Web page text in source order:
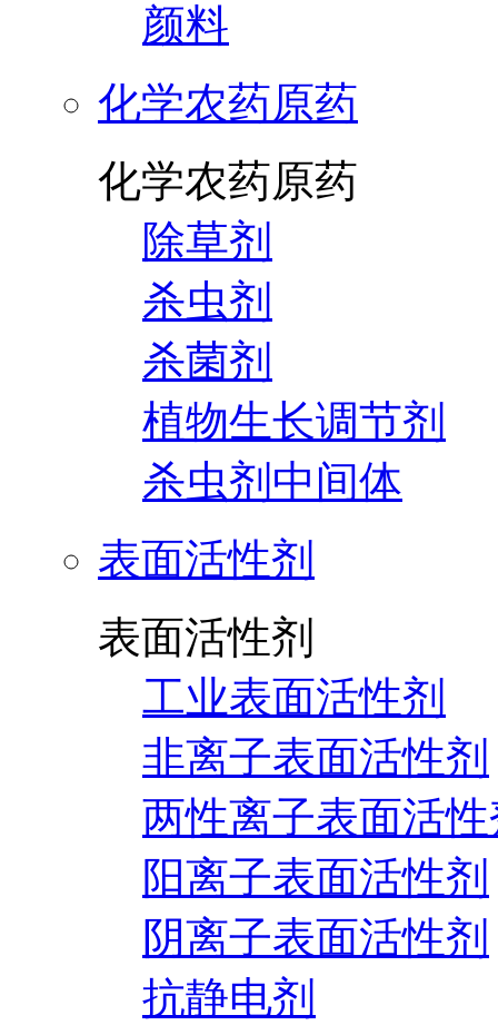
颜料
化学农药原药
化学农药原药
除草剂
杀虫剂
杀菌剂
植物生长调节剂
杀虫剂中间体
表面活性剂
表面活性剂
工业表面活性剂
非离子表面活性剂
两性离子表面活
阳离子表面活性剂
阴离子表面活性剂
抗静电剂